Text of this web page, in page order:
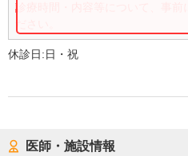
診療時間・内容等について、事前
休診日:日・祝
医師・施設情報